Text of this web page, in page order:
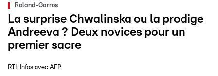
Roland-Garros
La surprise Chwalinska ou la prodige
Andreeva ? Deux novices pour un
premier sacre
RTL Infos avec AFP